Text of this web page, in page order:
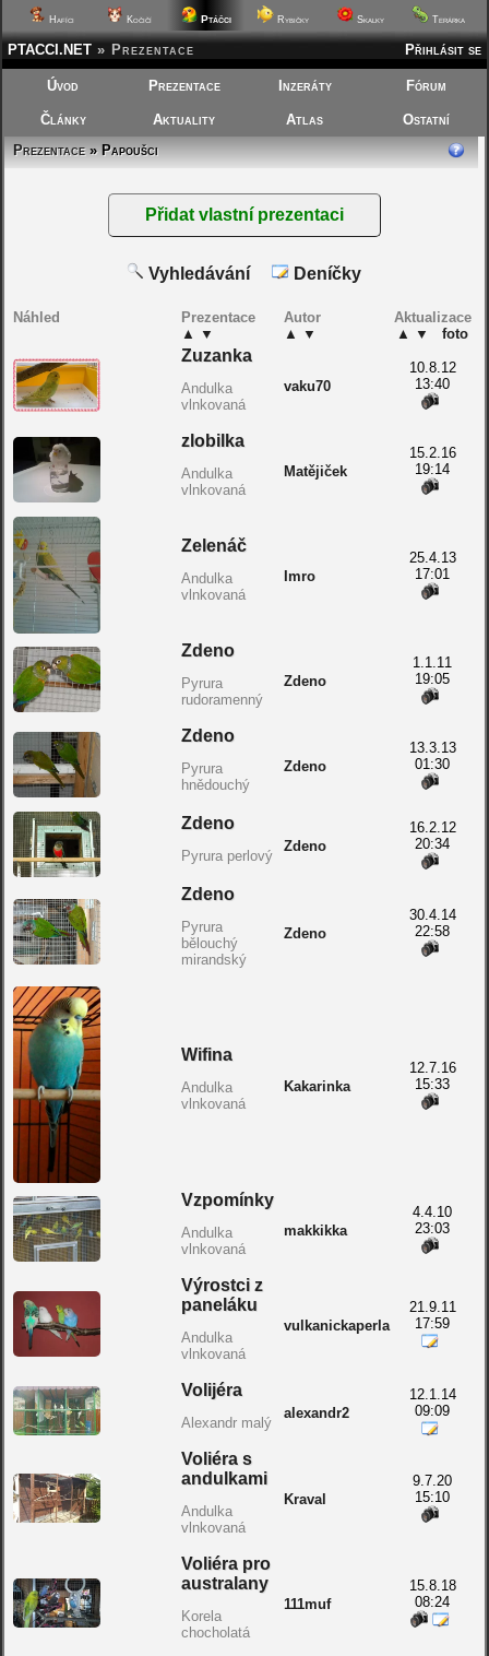
Hafíci Kočičí Ptáčci Rybičky Skalky Terárka
Přihlásit se
PTACCI.NET » Prezentace
Úvod Prezentace Inzeráty Fórum
Články Aktuality Atlas
Ostatní
Prezentace» Papoušci
Vyhledávání Deníčky
Náhled
Prezentace
▲ ▼
Autor
▲ ▼
Aktualizace
▲ ▼ foto
Zuzanka
Andulka
vlnkovaná
vaku70
10.8.12
13:40
zlobilka
Andulka
vlnkovaná
Matějiček
15.2.16
19:14
Zelenáč
Andulka
vlnkovaná
Imro
25.4.13
17:01
Zdeno
Pyrura
rudoramenný
Zdeno
1.1.11
19:05
Zdeno
Pyrura
hnědouchý
Zdeno
13.3.13
01:30
Zdeno
Pyrura perlový
Zdeno
16.2.12
20:34
Zdeno
Pyrura
bělouchý
mirandský
Zdeno
30.4.14
22:58
Wifina
Andulka
vlnkovaná
Kakarinka
12.7.16
15:33
Vzpomínky
Andulka
vlnkovaná
makkikka
4.4.10
23:03
Výrostci z
paneláku
Andulka
vlnkovaná
vulkanickaperla
21.9.11
17:59
Volijéra
Alexandr malý
alexandr2
12.1.14
09:09
Voliéra s
andulkami
Andulka
vlnkovaná
Kraval
9.7.20
15:10
Voliéra pro
australany
Korela
chocholatá
111muf
15.8.18
08:24